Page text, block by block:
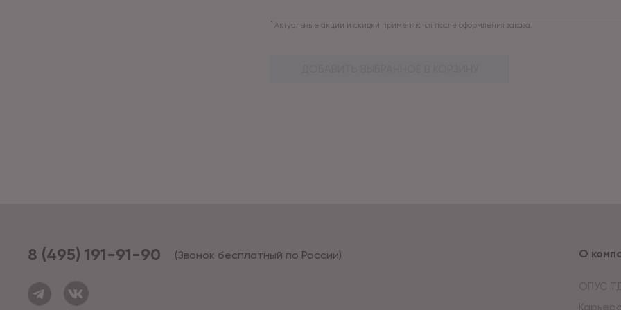
* Актуальные акции и скидки применяются после оформления заказа.
8 (495) 191-91-90 (Звонок бесплатный по России) О
ОПУС